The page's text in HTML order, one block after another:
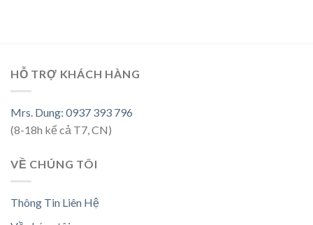
HỖ TRỢ KHÁCH HÀNG
Mrs. Dung: 0937 393 796
(8-18h kể cả T7, CN)
VỀ CHÚNG TÔI
Thông Tin Liên Hệ